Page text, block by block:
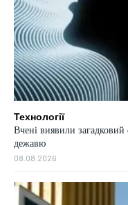
Технології
Вчені виявили
дежавю
08.08.2026